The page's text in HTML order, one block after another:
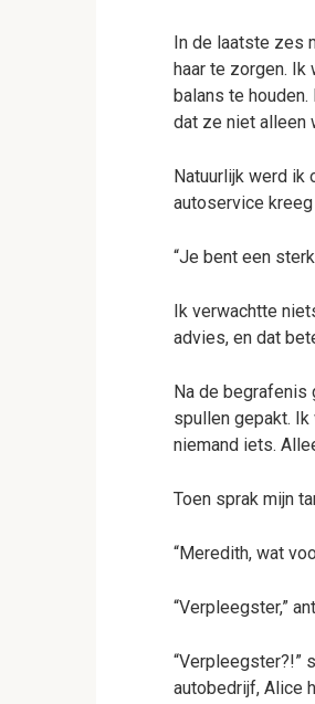
In de laatste zes
haar te zorgen. Ik
balans te
dat ze niet alleen
Natuurlijk werd ik
autoservice
“Je bent een
Ik verwachtte
advies, en dat
Na de begrafenis
spullen gepakt.
niemand iets.
Toen sprak mijn
“Meredith, wat
“Verpleegster,”
“Verpleegster?!”
autobedrijf, Alice